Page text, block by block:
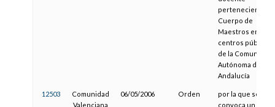
perteneciente al
Cuerpo de
Maestros en
centros públicos
de la Comunidad
Autónoma de
Andalucía
12503
Comunidad
Valenciana
06/05/2006 Orden
por la que se
convoca un